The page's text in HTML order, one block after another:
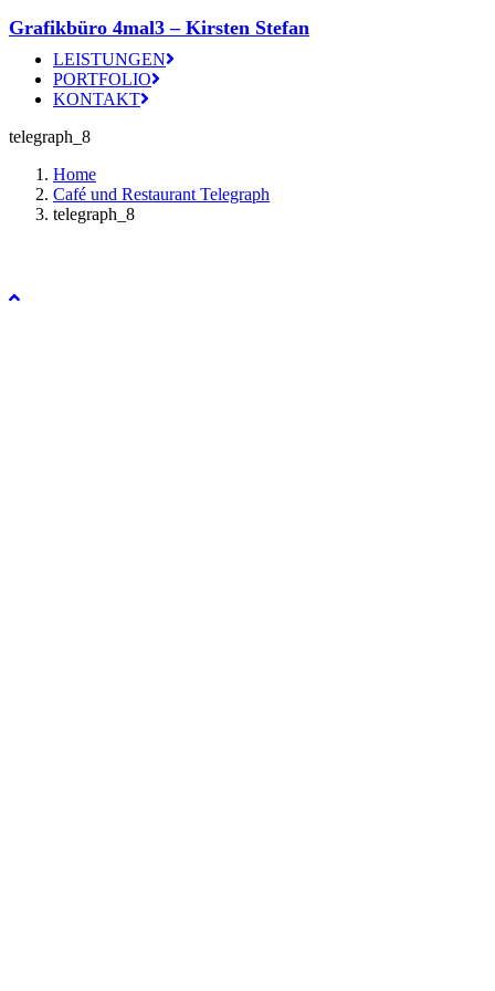
Grafikbüro 4mal3 – Kirsten Stefan
LEISTUNGEN
PORTFOLIO
KONTAKT
telegraph_8
Home
Café und Restaurant Telegraph
telegraph_8